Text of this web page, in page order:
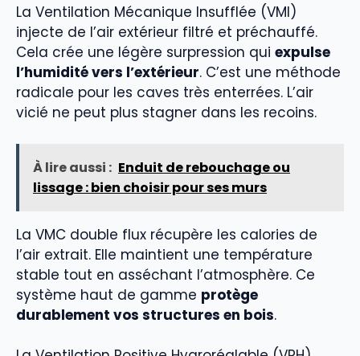
La Ventilation Mécanique Insufflée (VMI)
injecte de l’air extérieur filtré et préchauffé.
Cela crée une légère surpression qui expulse
l’humidité vers l’extérieur. C’est une méthode
radicale pour les caves très enterrées. L’air
vicié ne peut plus stagner dans les recoins.
À lire aussi : Enduit de rebouchage ou
lissage : bien choisir pour ses murs
La VMC double flux récupère les calories de
l’air extrait. Elle maintient une température
stable tout en asséchant l’atmosphère. Ce
système haut de gamme protège
durablement vos structures en bois.